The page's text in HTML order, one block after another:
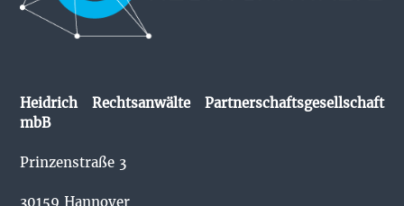
Heidrich Rechtsanwälte Partnerschaftsgesellschaft
mbB
Prinzenstraße 3
30159 Hannover